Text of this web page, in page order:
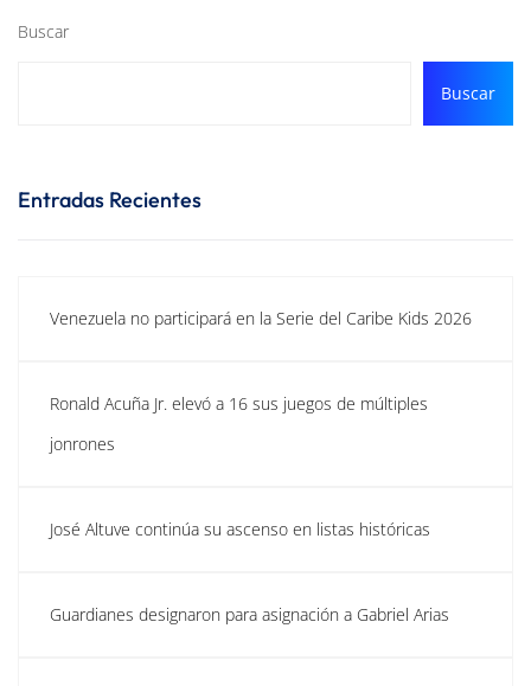
Buscar
Buscar
Entradas Recientes
Venezuela no participará en la Serie del Caribe Kids 2026
Ronald Acuña Jr. elevó a 16 sus juegos de múltiples
jonrones
José Altuve continúa su ascenso en listas históricas
Guardianes designaron para asignación a Gabriel Arias